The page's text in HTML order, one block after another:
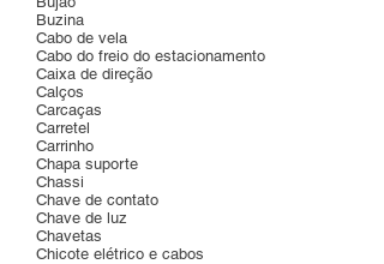
Buzina
Cabo de vela
Cabo do freio do estacionamento
Caixa de direção
Calços
Carcaças
Carretel
Carrinho
Chapa suporte
Chassi
Chave de contato
Chave de luz
Chavetas
Chicote elétrico e cabos